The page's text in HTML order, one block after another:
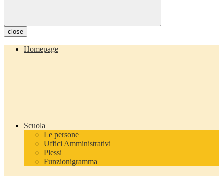
close
Homepage
Scuola
Le persone
Uffici Amministrativi
Plessi
Funzionigramma